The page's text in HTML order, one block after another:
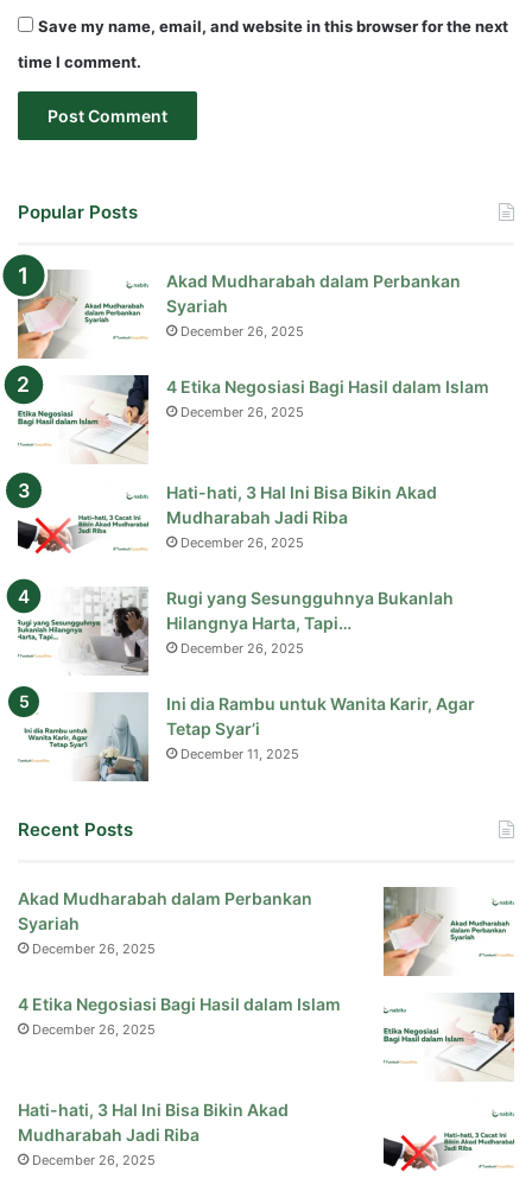
Save my name, email, and website in this browser for the next
time I comment.
Popular Posts
Akad Mudharabah dalam Perbankan
Syariah
December 26, 2025
4 Etika Negosiasi Bagi Hasil dalam Islam
December 26, 2025
Hati-hati, 3 Hal Ini Bisa Bikin Akad
Mudharabah Jadi Riba
December 26, 2025
Rugi yang Sesungguhnya Bukanlah
Hilangnya Harta, Tapi…
December 26, 2025
Ini dia Rambu untuk Wanita Karir, Agar
Tetap Syar’i
December 11, 2025
Recent Posts
Akad Mudharabah dalam Perbankan
Syariah
December 26, 2025
4 Etika Negosiasi Bagi Hasil dalam Islam
December 26, 2025
Hati-hati, 3 Hal Ini Bisa Bikin Akad
Mudharabah Jadi Riba
December 26, 2025